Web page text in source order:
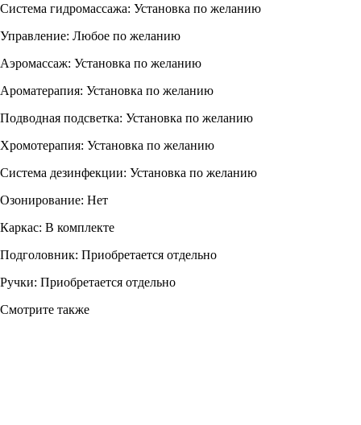
Система гидромассажа: Установка по желанию
Управление: Любое по желанию
Аэромассаж: Установка по желанию
Ароматерапия: Установка по желанию
Подводная подсветка: Установка по желанию
Хромотерапия: Установка по желанию
Система дезинфекции: Установка по желанию
Озонирование: Нет
Каркас: В комплекте
Подголовник: Приобретается отдельно
Ручки: Приобретается отдельно
Смотрите также